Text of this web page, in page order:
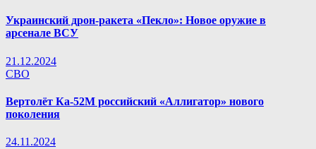
Украинский дрон-ракета «Пекло»: Новое оружие в
арсенале ВСУ
21.12.2024
СВО
Вертолёт Ка-52М российский «Аллигатор» нового
поколения
24.11.2024